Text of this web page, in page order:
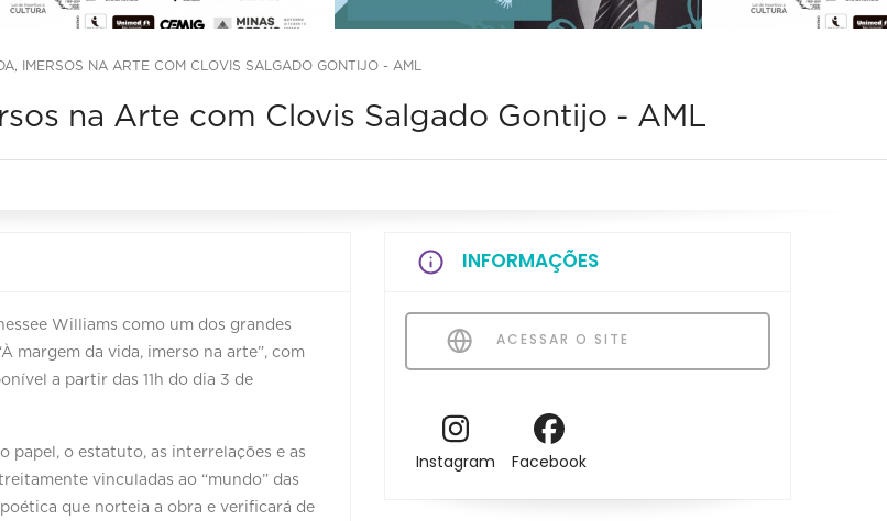
IMERSOS NA ARTE COM CLOVIS SALGADO GONTIJO - AML
na Arte com Clovis Salgado Gontijo - AML
Williams como um dos grandes
margem da vida, imerso na arte”, com
a partir das 11h do dia 3 de
papel, o estatuto, as interrelações e as
vinculadas ao “mundo” das
que norteia a obra e verificará de
INFORMAÇÕES
ACESSAR O SITE
Instagram Facebook